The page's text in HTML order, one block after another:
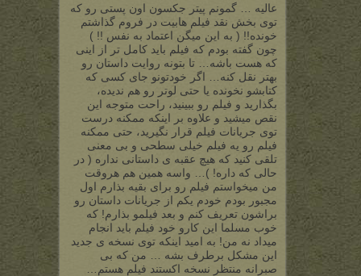
عالیه … گمونم پیتر جکسون اون پستی رو که
توی بخش نقد فیلم هابیت در فروم گذاشتم
خونده!! ( به این میگن اعتماد به نفس !! )
چون گفته بودم که فیلم باید کامل تر از اینی
که هست باشه… تا بتونه روایت داستان رو
بهتر نقل کنه… اگر خودتونو جای کسی که
کتابشو نخونده یا حتی لوتر رو هم ندیده،
بگذارید و فیلم رو ببینید، راحت متوجه این
نقص میشید و علاوه بر اینکه ممکنه درست
توی جریانات فیلم قرار نگیرید، حتی ممکنه
فیلم رو یه فیلم خیلی سطحی و بی معنی
تلقی کنید که هیچ عقبه ی داستانی نداره ( در
حالی که داره! )… واسه همین هم هروقت
من میخواستم فیلم رو برای بقیه بذارم اول
مجبور بودم خودم یکم از جریانات داستان رو
براشون تعریف کنم و بعد فیلمو بذارم! که
خوب مسلما این کارو خود فیلم باید انجام
میداد نه من! به امید اینکه توی نسخه ی جدید
این مشکل برطرف بشه … من که بی
صبرانه منتظر نسخه اکستند فیلم هستم…